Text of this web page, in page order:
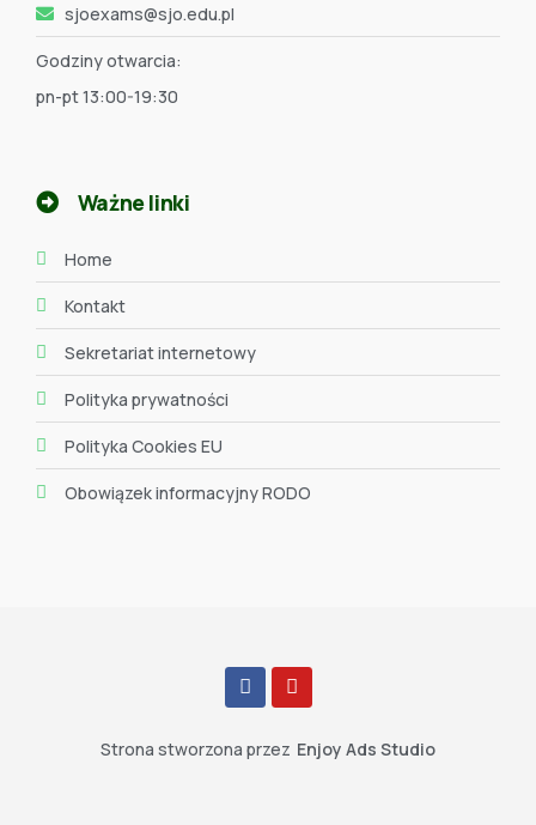
sjoexams@sjo.edu.pl
Godziny otwarcia:
pn-pt 13:00-19:30
Ważne linki
Home
Kontakt
Sekretariat internetowy
Polityka prywatności
Polityka Cookies EU
Obowiązek informacyjny RODO
Strona stworzona przez Enjoy Ads Studio